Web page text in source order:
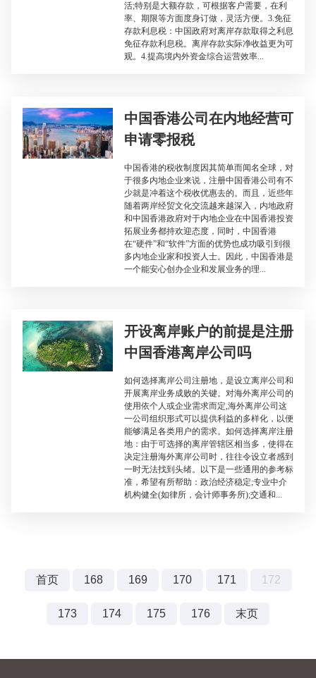
活;特别是大额存款，可根据客户需要，在利
率、期限等方面度身订做，灵活方便。3.免征
存款利息税：中国政府对离岸存款取得之利息
免征存款利息税。离岸存款实际净收益更为可
观。4.提高境内外资金综合运营效率...
中国香港公司在内地经营可
申请零报税
中国香港的税收制度因其简单而闻名全球，对
于很多内地企业来说，注册中国香港公司有不
少就是冲着这个税收优惠去的。而且，近些年
随着两岸经贸文化交流越来越深入，内地政府
和中国香港政府对于内地企业在中国香港投资
拓展业务都持欢迎态度，同时，中国香港
在“硬件”和“软件”方面的优势也成功吸引到很
多内地企业家和投资人士。因此，中国香港是
一个能安心创办企业和发展业务的理...
开设离岸账户的前提是注册
中国香港离岸公司吗
如何选择离岸公司注册地，是设立离岸公司和
开展离岸业务成败的关键。对海外离岸公司的
使用依个人或企业需求而定,海外离岸公司这
一公司组织形式可以提供利益的多样化，以便
能够满足各类用户的需求。如何选择离岸注册
地：由于可选择的离岸管辖区相当多，使得在
决定注册海外离岸公司时，往往令设立者感到
一时无法找到头绪。以下是一些通用的参考标
准，希望有所帮助：政治经济稳定;专业中介
机构健全(如律所，会计师事务所);交通和...
首页 168 169 170 171 172
173 174 175 176 末页